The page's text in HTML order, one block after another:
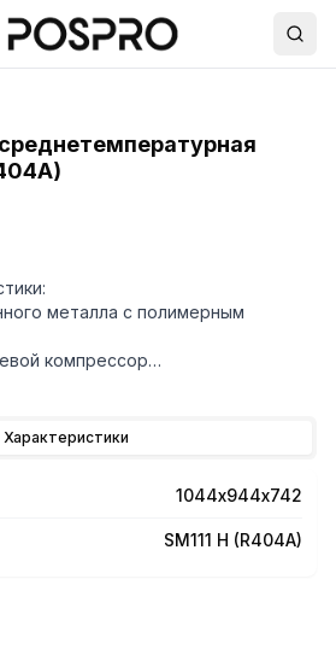
металла с полимерным
компрессор
дистанционного
– капиллярная трубка
оттайка ТЭНом
R404a.
входят:
Характеристики
1044х944х742
SM111 H (R404A)